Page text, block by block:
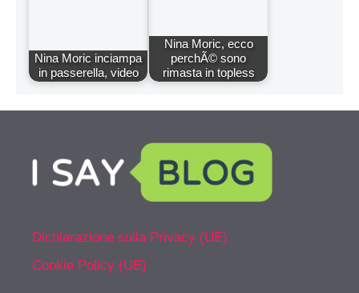
Nina Moric inciampa
in passerella, video
Nina Moric, ecco
perchÃ© sono
rimasta in topless
Dichiarazione sulla Privacy (UE)
Cookie Policy (UE)